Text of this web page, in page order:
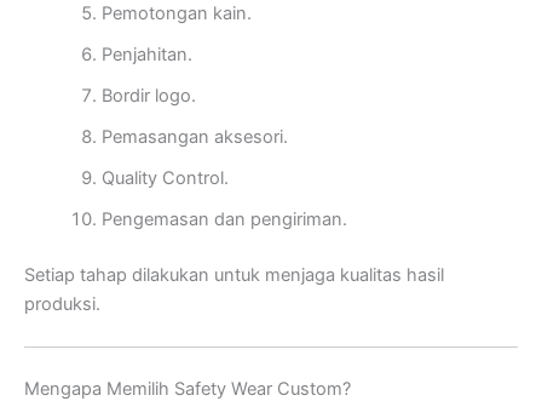
Pemotongan kain.
Penjahitan.
Bordir logo.
Pemasangan aksesori.
Quality Control.
Pengemasan dan pengiriman.
Setiap tahap dilakukan untuk menjaga kualitas hasil
produksi.
Mengapa Memilih Safety Wear Custom?